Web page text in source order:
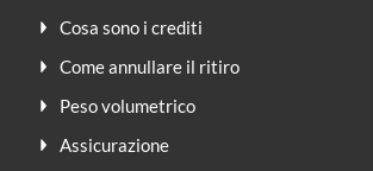
Cosa sono i crediti
Come annullare il ritiro
Peso volumetrico
Assicurazione